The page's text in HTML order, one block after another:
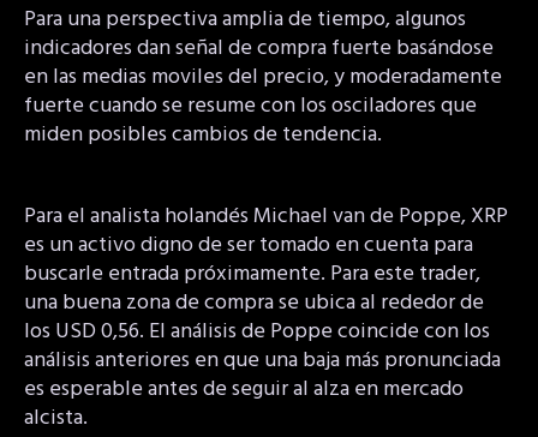
Para una perspectiva amplia de tiempo, algunos
indicadores dan señal de compra fuerte basándose
en las medias moviles del precio, y moderadamente
fuerte cuando se resume con los osciladores que
miden posibles cambios de tendencia.
Para el analista holandés Michael van de Poppe, XRP
es un activo digno de ser tomado en cuenta para
buscarle entrada próximamente. Para este trader,
una buena zona de compra se ubica al rededor de
los USD 0,56. El análisis de Poppe coincide con los
análisis anteriores en que una baja más pronunciada
es esperable antes de seguir al alza en mercado
alcista.